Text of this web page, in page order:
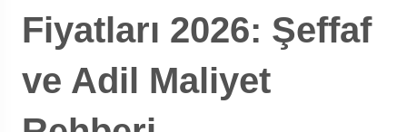
Fiyatları 2026: Şeffaf
ve Adil Maliyet